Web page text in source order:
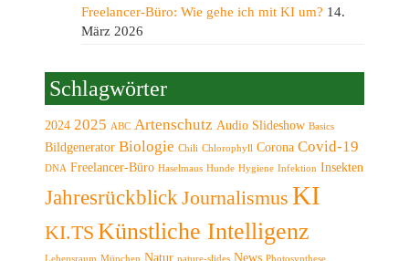
Freelancer-Büro: Wie gehe ich mit KI um? 14.
März 2026
Schlagwörter
2024 2025 ABC Artenschutz Audio Slideshow Basics
Bildgenerator Biologie Chili Chlorophyll Corona Covid-19
DNA Freelancer-Büro Haselmaus Hunde Hygiene Infektion Insekten
Jahresrückblick Journalismus KI
KI.TS Künstliche Intelligenz
Lebensraum München Natur nature-slides News Photosynthese